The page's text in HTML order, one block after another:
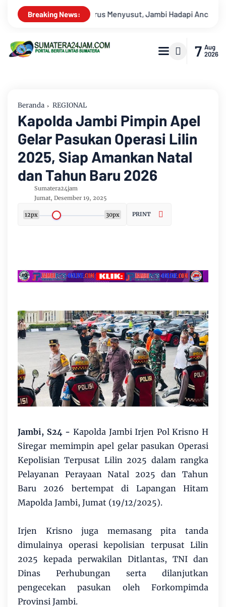
Breaking News:
Krisis Air Bersih dan Karhutla Kekeruhan Sungai
7 Aug
2026
Beranda REGIONAL
Kapolda Jambi Pimpin Apel
Gelar Pasukan Operasi Lilin
2025, Siap Amankan Natal
dan Tahun Baru 2026
Sumatera24jam
Jumat, Desember 19, 2025
12px 30px PRINT
Jambi, S24 - Kapolda Jambi Irjen Pol Krisno H
Siregar memimpin apel gelar pasukan Operasi
Kepolisian Terpusat Lilin 2025 dalam rangka
Pelayanan Perayaan Natal 2025 dan Tahun
Baru 2026 bertempat di Lapangan Hitam
Mapolda Jambi, Jumat (19/12/2025).
Irjen Krisno juga memasang pita tanda
dimulainya operasi kepolisian terpusat Lilin
2025 kepada perwakilan Ditlantas, TNI dan
Dinas Perhubungan serta dilanjutkan
pengecekan pasukan oleh Forkompimda
Provinsi Jambi.